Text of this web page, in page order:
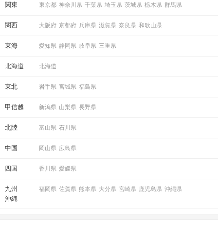
関東 東京都 神奈川県 千葉県 埼玉県 茨城県 栃木県 群馬県
関西 大阪府 京都府 兵庫県 滋賀県 奈良県 和歌山県
東海 愛知県 静岡県 岐阜県 三重県
北海道 北海道
東北 岩手県 宮城県 福島県
甲信越 新潟県 山梨県 長野県
北陸 富山県 石川県
中国 岡山県 広島県
四国 香川県 愛媛県
九州
沖縄
福岡県 佐賀県 熊本県 大分県 宮崎県 鹿児島県 沖縄県